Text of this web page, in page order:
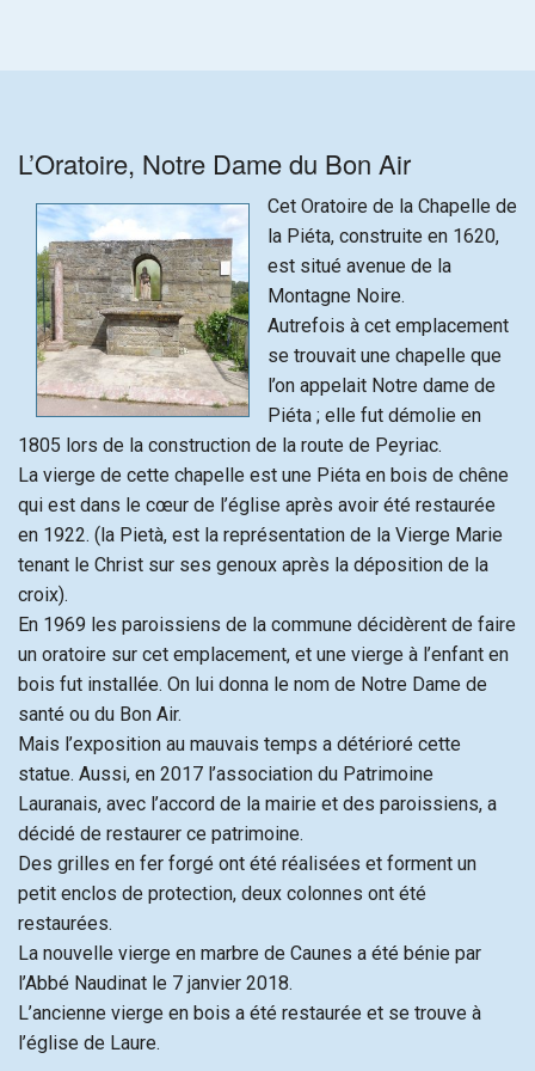
L’Oratoire, Notre Dame du Bon Air
Cet Oratoire de la Chapelle de
la Piéta, construite en 1620,
est situé avenue de la
Montagne Noire.
Autrefois à cet emplacement
se trouvait une chapelle que
l’on appelait Notre dame de
Piéta ; elle fut démolie en
1805 lors de la construction de la route de Peyriac.
La vierge de cette chapelle est une Piéta en bois de chêne
qui est dans le cœur de l’église après avoir été restaurée
en 1922. (la Pietà, est la représentation de la Vierge Marie
tenant le Christ sur ses genoux après la déposition de la
croix).
En 1969 les paroissiens de la commune décidèrent de faire
un oratoire sur cet emplacement, et une vierge à l’enfant en
bois fut installée. On lui donna le nom de Notre Dame de
santé ou du Bon Air.
Mais l’exposition au mauvais temps a détérioré cette
statue. Aussi, en 2017 l’association du Patrimoine
Lauranais, avec l’accord de la mairie et des paroissiens, a
décidé de restaurer ce patrimoine.
Des grilles en fer forgé ont été réalisées et forment un
petit enclos de protection, deux colonnes ont été
restaurées.
La nouvelle vierge en marbre de Caunes a été bénie par
l’Abbé Naudinat le 7 janvier 2018.
L’ancienne vierge en bois a été restaurée et se trouve à
l’église de Laure.